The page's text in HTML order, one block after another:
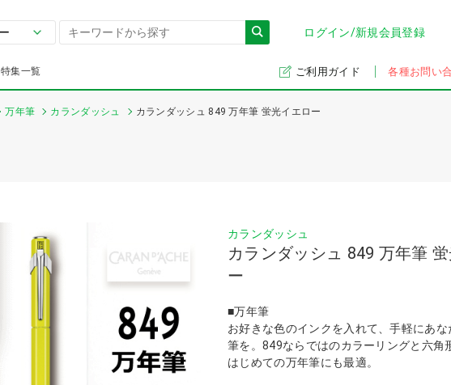
ログイン/新規会員登録
特集一覧 ご利用ガイド 各種お問い
万年筆 カランダッシュ カランダッシュ 849 万年筆 蛍光イエロー
カランダッシュ
カランダッシュ 849 万年筆
ー
■万年筆
お好きな色のインクを入れて、手軽にあ
筆を。849ならではのカラーリングと六角
はじめての万年筆にも最適。